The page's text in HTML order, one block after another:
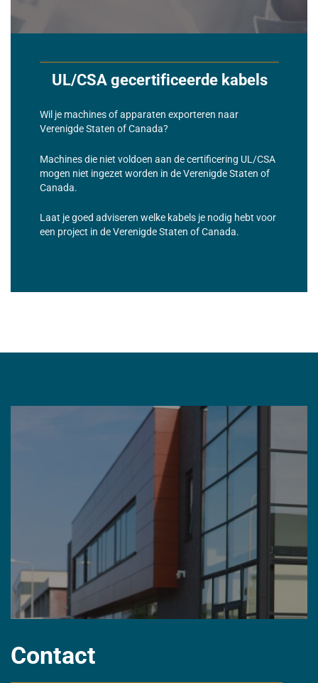
UL/CSA gecertificeerde kabels
Wil je machines of apparaten exporteren naar
Verenigde Staten of Canada?
Machines die niet voldoen aan de certificering UL/CSA
mogen niet ingezet worden in de Verenigde Staten of
Canada.
Laat je goed adviseren welke kabels je nodig hebt voor
een project in de Verenigde Staten of Canada.
Contact